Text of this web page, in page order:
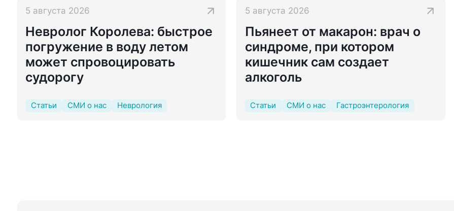
5 августа 2026
Невролог Королева: быстрое
погружение в воду летом
может спровоцировать
судорогу
Статьи СМИ о нас Неврология
5 августа 2026
Пьянеет от макарон: врач о
синдроме, при котором
кишечник сам создает
алкоголь
Статьи СМИ о нас Гастроэнтерология